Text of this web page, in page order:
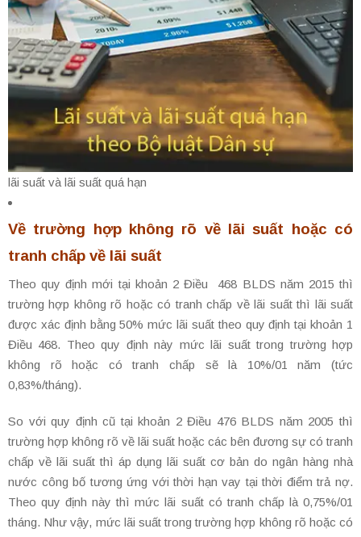
lãi suất và lãi suất quá hạn
Về trường hợp không rõ về lãi suất hoặc có
tranh chấp về lãi suất
Theo quy định mới tại khoản 2 Điều 468 BLDS năm 2015 thì
trường hợp không rõ hoặc có tranh chấp về lãi suất thì lãi suất
được xác định bằng 50% mức lãi suất theo quy định tại khoản 1
Điều 468. Theo quy định này mức lãi suất trong trường hợp
không rõ hoặc có tranh chấp sẽ là 10%/01 năm (tức
0,83%/tháng).
So với quy định cũ tại khoản 2 Điều 476 BLDS năm 2005 thì
trường hợp không rõ về lãi suất hoặc các bên đương sự có tranh
chấp về lãi suất thì áp dụng lãi suất cơ bản do ngân hàng nhà
nước công bố tương ứng với thời hạn vay tại thời điểm trả nợ.
Theo quy định này thì mức lãi suất có tranh chấp là 0,75%/01
tháng. Như vậy, mức lãi suất trong trường hợp không rõ hoặc có